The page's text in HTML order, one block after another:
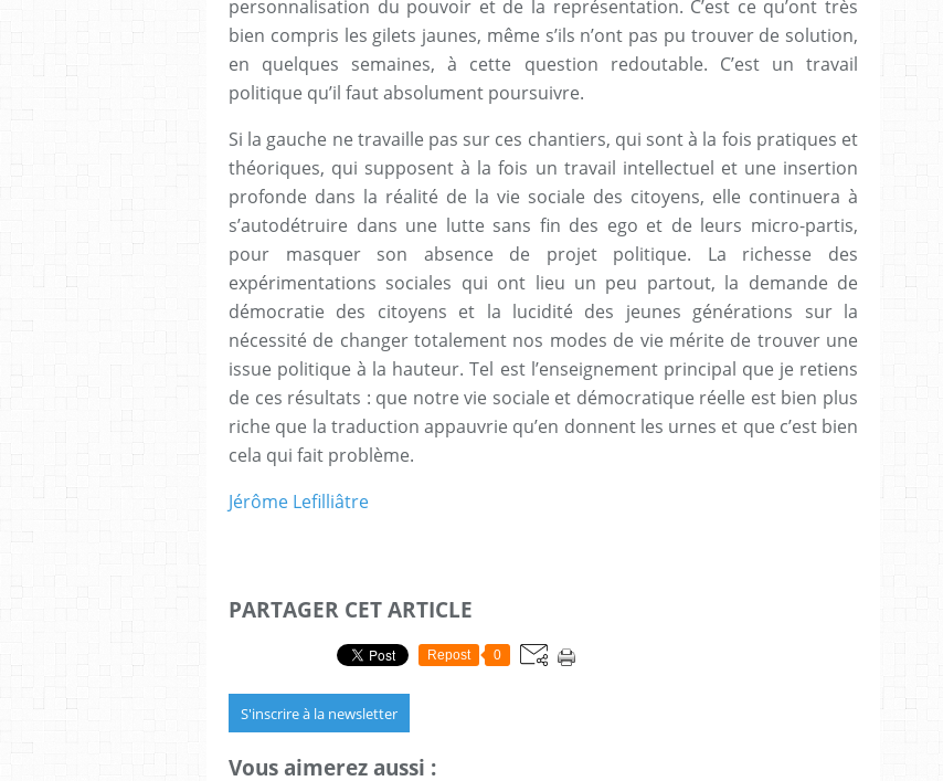
personnalisation du pouvoir et de la représentation. C’est ce qu’ont très
bien compris les gilets jaunes, même s’ils n’ont pas pu trouver de solution,
en quelques semaines, à cette question redoutable. C’est un travail
politique qu’il faut absolument poursuivre.
Si la gauche ne travaille pas sur ces chantiers, qui sont à la fois pratiques et
théoriques, qui supposent à la fois un travail intellectuel et une insertion
profonde dans la réalité de la vie sociale des citoyens, elle continuera à
s’autodétruire dans une lutte sans fin des ego et de leurs micro-partis,
pour masquer son absence de projet politique. La richesse des
expérimentations sociales qui ont lieu un peu partout, la demande de
démocratie des citoyens et la lucidité des jeunes générations sur la
nécessité de changer totalement nos modes de vie mérite de trouver une
issue politique à la hauteur. Tel est l’enseignement principal que je retiens
de ces résultats : que notre vie sociale et démocratique réelle est bien plus
riche que la traduction appauvrie qu’en donnent les urnes et que c’est bien
cela qui fait problème.
Jérôme Lefilliâtre
PARTAGER CET ARTICLE
Repost 0
S'inscrire à la newsletter
Vous aimerez aussi :